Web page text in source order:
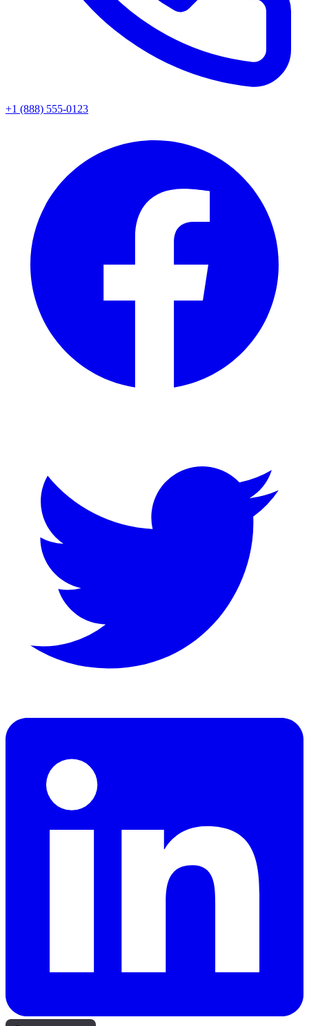
+1 (888) 555-0123